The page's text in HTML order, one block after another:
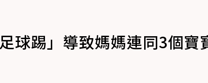
球踢」導致媽媽連同3個寶